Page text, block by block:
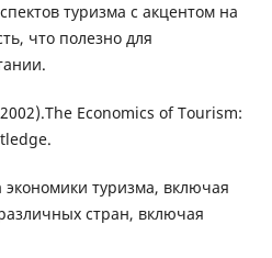
туризма с акцентом на
что полезно для
Economics of Tourism:
экономики туризма, включая
стран, включая